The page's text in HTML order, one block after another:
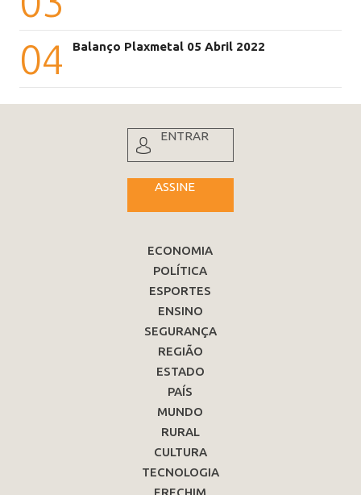
04
Balanço Plaxmetal 05 Abril 2022
ENTRAR
ASSINE
ECONOMIA
POLÍTICA
ESPORTES
ENSINO
SEGURANÇA
REGIÃO
ESTADO
PAÍS
MUNDO
RURAL
CULTURA
TECNOLOGIA